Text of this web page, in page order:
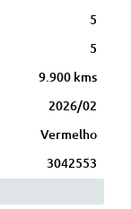
5
5
9.900 kms
2026/02
Vermelho
3042553